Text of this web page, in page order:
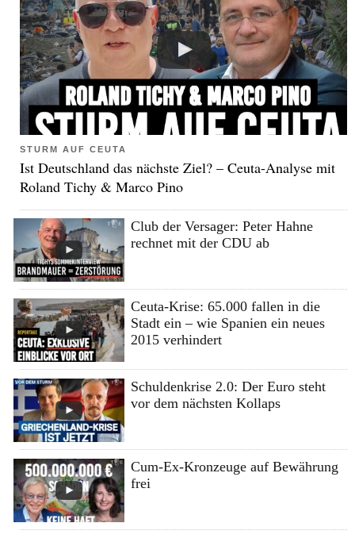
STURM AUF CEUTA
Ist Deutschland das nächste Ziel? – Ceuta-Analyse mit
Roland Tichy & Marco Pino
Club der Versager: Peter Hahne
rechnet mit der CDU ab
Ceuta-Krise: 65.000 fallen in die
Stadt ein – wie Spanien ein neues
2015 verhindert
Schuldenkrise 2.0: Der Euro steht
vor dem nächsten Kollaps
Cum-Ex-Kronzeuge auf Bewährung
frei